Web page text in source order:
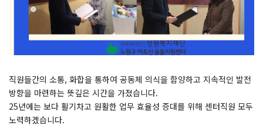
직원들간의 소통, 화합을 통하여 공동체 의식을 함양하고 지속적인 발전
방향을 마련하는 뜻깊은 시간을 가졌습니다.
25년에는 보다 활기차고 원활한 업무 효율성 증대를 위해 센터직원 모두
노력하겠습니다.